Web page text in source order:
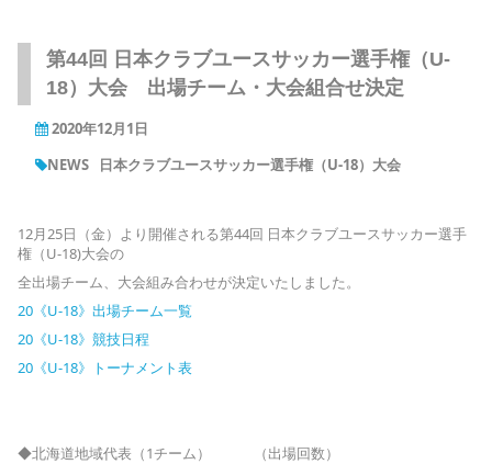
第44回 日本クラブユースサッカー選手権（U-
18）大会 出場チーム・大会組合せ決定
2020年12月1日
NEWS
日本クラブユースサッカー選手権（U-18）大会
12月25日（金）より開催される第44回 日本クラブユースサッカー選手
権（U-18)大会の
全出場チーム、大会組み合わせが決定いたしました。
20《U-18》出場チーム一覧
20《U-18》競技日程
20《U-18》トーナメント表
◆北海道地域代表（1チーム） （出場回数）